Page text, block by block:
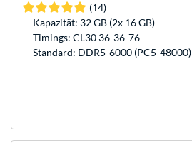
(14)
Kapazität: 32 GB (2x 16 GB)
Timings: CL30 36-36-76
Standard: DDR5-6000 (PC5-48000)